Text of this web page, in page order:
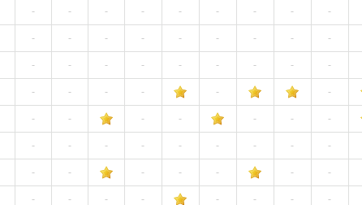
- - - - - - - - -
- - - - - - - - -
- - - - - - - - -
- - - - - -
- - - - - - -
- - - - - - - - -
- - - - - - -
- - - - - - - -